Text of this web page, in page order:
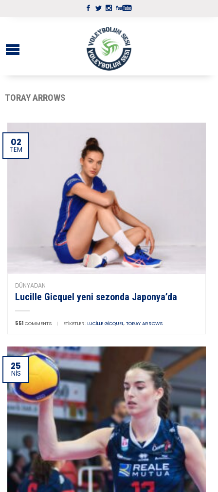
TORAY ARROWS
02
TEM
DÜNYADAN
Lucille Gicquel yeni sezonda Japonya’da
551 COMMENTS | ETIKETLER: LUCILLE GICQUEL, TORAY ARROWS
25
NIS